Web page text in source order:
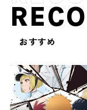
おすすめ